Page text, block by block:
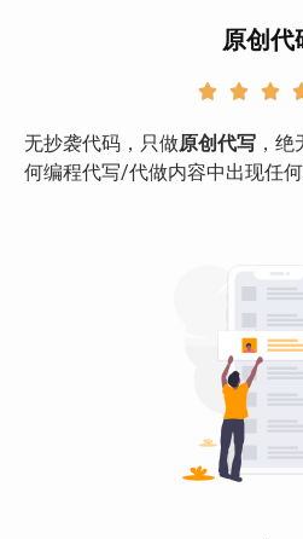
原创代
  
无抄袭代码，只做原创代写 ，
何编程代写/代做内容中出现任何